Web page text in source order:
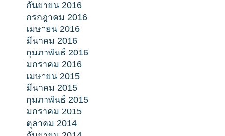
กันยายน 2016
กรกฎาคม 2016
เมษายน 2016
มีนาคม 2016
กุมภาพันธ์ 2016
มกราคม 2016
เมษายน 2015
มีนาคม 2015
กุมภาพันธ์ 2015
มกราคม 2015
ตุลาคม 2014